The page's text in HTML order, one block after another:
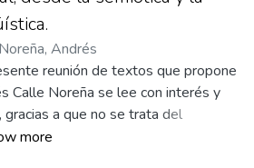
2015 Rutina raticida - Daniel
Mejía Ochoa Una función ardiente
David Martínez Zuluaga
- Julio Flórez
Andrés
reunión de textos que propone
Calle Noreña se lee con interés y
gracias a que no se trata del
de la pintura, la música y el
more